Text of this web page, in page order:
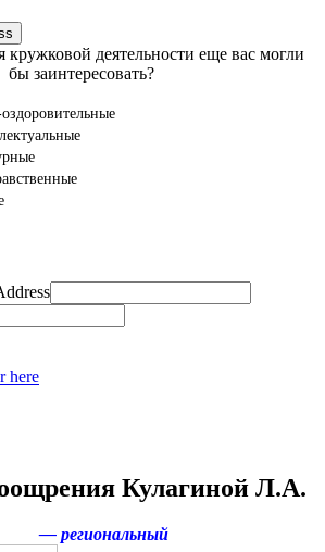
кружковой деятельности еще вас могли
бы заинтересовать?
here
Кулагиной Л.А.
— региональный